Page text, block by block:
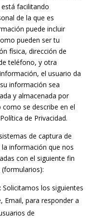
facilitando
de la que es
puede incluir
pueden ser tu
física, dirección de
teléfono, y otra
el usuario da
información sea
y almacenada por
se describe en el
de Privacidad.
de captura de
información que nos
con el siguiente fin
Solicitamos los siguientes
Email, para responder a
de